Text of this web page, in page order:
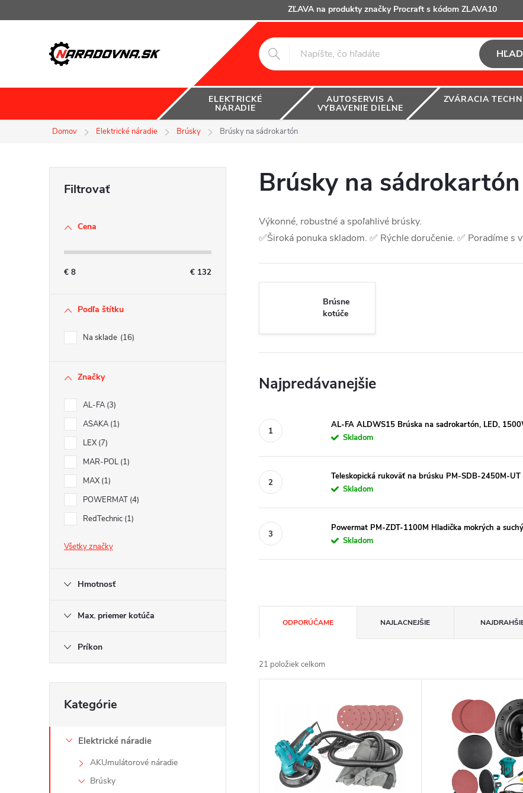
na
ZĽAVA na produkty značky Procraft s kódom ZLAVA10
ELEKTRICKÉ
NÁRADIE
AUTOSERVIS A
VYBAVENIE DIELNE
ZVÁRACIA
Domov Elektrické náradie Brúsky Brúsky na sádrokartón
Cena
€ 8 € 132
Podľa štítku
Na sklade 16
Značky
AL-FA 3
ASAKA 1
LEX 7
MAR-POL 1
MAX 1
POWERMAT 4
RedTechnic 1
Všetky značky
Hmotnosť
Max. priemer kotúča
Príkon
kategórie
Kategórie
Elektrické náradie
AKUmulátorové náradie
Brúsky
Brúsky na sádrokartón
Výkonné, robustné a spoľahlivé brúsky.
✅Široká ponuka skladom. ✅ Rýchle doručenie. ✅ Poradíme s
Brúsne
kotúče
Najpredávanejšie
AL-FA ALDWS15 Brúska na sadrokartón, LED,
Skladom
Teleskopická rukoväť na brúsku PM-SDB-2450M-UT
Skladom
Powermat PM-ZDT-1100M Hladička mokrých a
Skladom
a
d
ODPORÚČAME NAJLACNEJŠIE
21 položiek celkom